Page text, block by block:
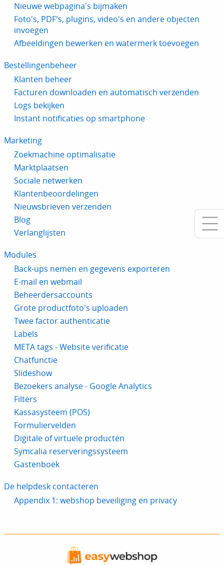
Nieuwe webpagina's bijmaken
Foto's, PDF's, plugins, video's en andere objecten
invoegen
Afbeeldingen bewerken en watermerk toevoegen
Bestellingenbeheer
Klanten beheer
Facturen downloaden en automatisch verzenden
Logs bekijken
Instant notificaties op smartphone
Marketing
Zoekmachine optimalisatie
Marktplaatsen
Sociale netwerken
Klantenbeoordelingen
Nieuwsbrieven verzenden
Blog
Verlanglijsten
Modules
Back-ups nemen en gegevens exporteren
E-mail en webmail
Beheerdersaccounts
Grote productfoto's uploaden
Twee factor authenticatie
Labels
META tags - Website verificatie
Chatfunctie
Slideshow
Bezoekers analyse - Google Analytics
Filters
Kassasysteem (POS)
Formuliervelden
Digitale of virtuele producten
Symcalia reserveringssysteem
Gastenboek
De helpdesk contacteren
Appendix 1: webshop beveiliging en privacy